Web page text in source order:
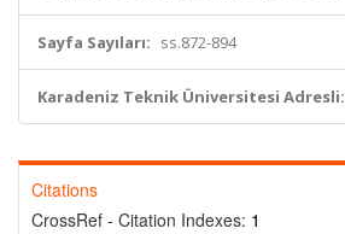
Sayfa Sayıları: ss.872-894
Karadeniz Teknik Üniversitesi Adresli:
Citations
CrossRef - Citation Indexes: 1